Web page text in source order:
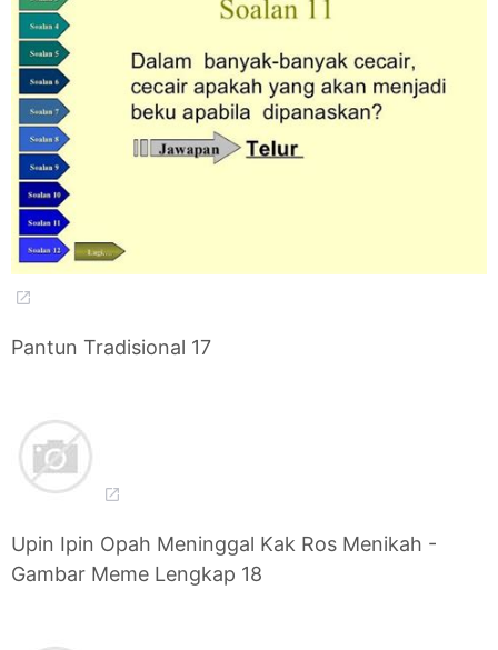
Pantun Tradisional 17
Upin Ipin Opah Meninggal Kak Ros Menikah -
Gambar Meme Lengkap 18